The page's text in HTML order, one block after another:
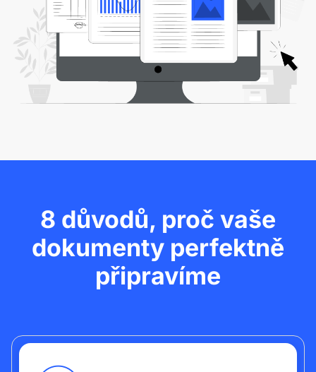
8 důvodů, proč vaše
dokumenty perfektně
připravíme